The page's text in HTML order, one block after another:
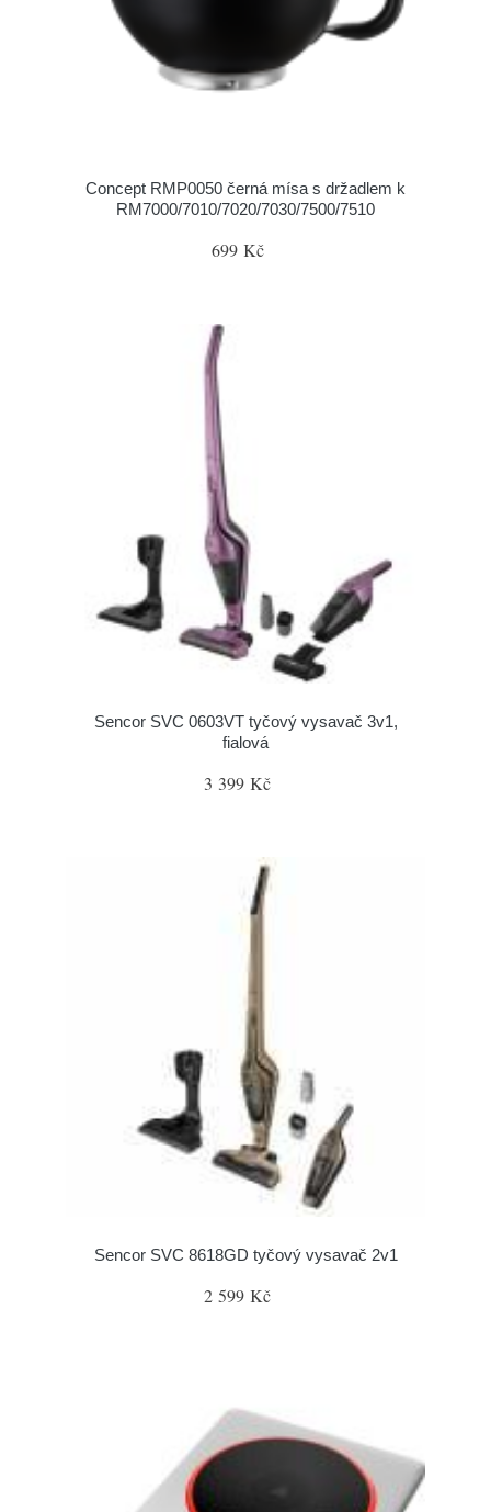
Concept RMP0050 černá mísa s držadlem k
RM7000/7010/7020/7030/7500/7510
699 Kč
Sencor SVC 0603VT tyčový vysavač 3v1,
fialová
3 399 Kč
Sencor SVC 8618GD tyčový vysavač 2v1
2 599 Kč